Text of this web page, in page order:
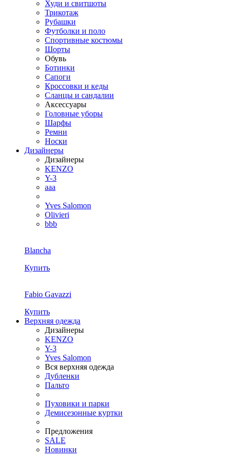
Худи и свитшоты
Трикотаж
Рубашки
Футболки и поло
Спортивные костюмы
Шорты
Обувь
Ботинки
Сапоги
Кроссовки и кеды
Сланцы и сандалии
Аксессуары
Головные уборы
Шарфы
Ремни
Носки
Дизайнеры
Дизайнеры
KENZO
Y-3
aaa
Yves Salomon
Olivieri
bbb
Blancha
Купить
Fabio Gavazzi
Купить
Верхняя одежда
Дизайнеры
KENZO
Y-3
Yves Salomon
Вся верхняя одежда
Дубленки
Пальто
Пуховики и парки
Демисезонные куртки
Предложения
SALE
Новинки